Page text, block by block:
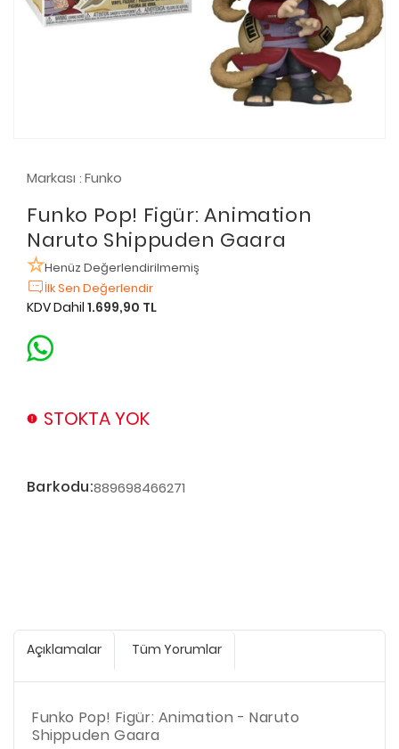
Markası : Funko
Funko Pop! Figür: Animation
Naruto Shippuden Gaara
Henüz Değerlendirilmemiş
İlk Sen Değerlendir
KDV Dahil 1.699,90 TL
STOKTA YOK
Barkodu:889698466271
Açıklamalar Tüm Yorumlar
Funko Pop! Figür: Animation - Naruto
Shippuden Gaara